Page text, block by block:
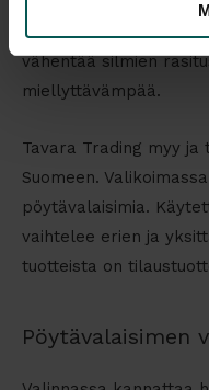
tarvitaan selkeää
vähentää silmien
miellyttävämpää.
Tavara Trading myy
Suomeen.
pöytävalaisimia.
vaihtelee erien ja
tuotteista on
Pöytävalaisimen